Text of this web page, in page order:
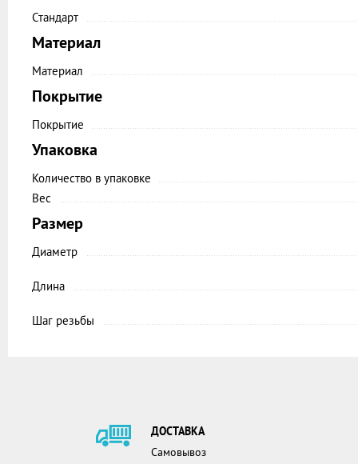
Стандарт
Материал
Материал
Покрытие
Покрытие
Упаковка
Количество в упаковке
Вес
Размер
Диаметр
Длина
Шаг резьбы
ДОСТАВКА
Самовывоз